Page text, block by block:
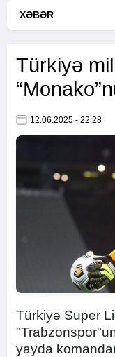
XƏBƏR
Türkiyə
12.06.2025 - 22:28
Türkiyə Super
yayda